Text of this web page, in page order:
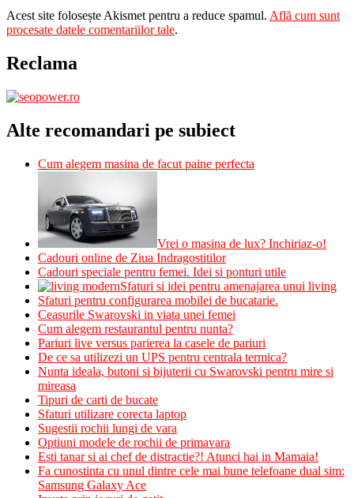
Acest site folosește Akismet pentru a reduce spamul. Află cum sunt
procesate datele comentariilor tale.
Reclama
Alte recomandari pe subiect
Cum alegem masina de facut paine perfecta
Vrei o masina de lux? Inchiriaz-o!
Cadouri online de Ziua Indragostitilor
Cadouri speciale pentru femei. Idei si ponturi utile
Sfaturi si idei pentru amenajarea unui living
Sfaturi pentru configurarea mobilei de bucatarie.
Ceasurile Swarovski in viata unei femei
Cum alegem restaurantul pentru nunta?
Pariuri live versus parierea la casele de pariuri
De ce sa utilizezi un UPS pentru centrala termica?
Nunta ideala, butoni si bijuterii cu Swarovski pentru mire si
mireasa
Tipuri de carti de bucate
Sfaturi utilizare corecta laptop
Sugestii rochii lungi de vara
Optiuni modele de rochii de primavara
Esti tanar si ai chef de distractie?! Atunci hai in Mamaia!
Fa cunostinta cu unul dintre cele mai bune telefoane dual sim:
Samsung Galaxy Ace